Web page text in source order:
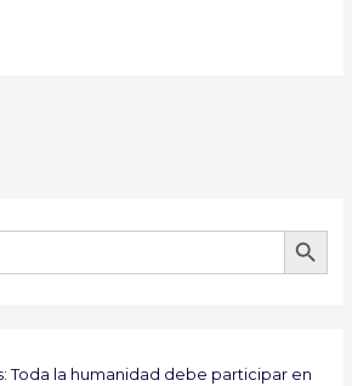
BOTÓN DE
Toda la humanidad debe participar en